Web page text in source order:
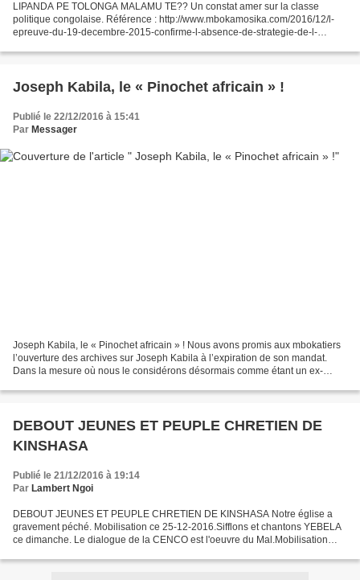
LIPANDA PE TOLONGA MALAMU TE?? Un constat amer sur la classe
politique congolaise. Référence : http://www.mbokamosika.com/2016/12/l-
epreuve-du-19-decembre-2015-confirme-l-absence-de-strategie-de-l-
Joseph Kabila, le « Pinochet africain » !
Publié le 22/12/2016 à 15:41
Par Messager
Joseph Kabila, le « Pinochet africain » ! Nous avons promis aux mbokatiers
l’ouverture des archives sur Joseph Kabila à l’expiration de son mandat.
Dans la mesure où nous le considérons désormais comme étant un ex-
DEBOUT JEUNES ET PEUPLE CHRETIEN DE
KINSHASA
Publié le 21/12/2016 à 19:14
Par Lambert Ngoi
DEBOUT JEUNES ET PEUPLE CHRETIEN DE KINSHASA Notre église a
gravement péché. Mobilisation ce 25-12-2016.Sifflons et chantons YEBELA
ce dimanche. Le dialogue de la CENCO est l'oeuvre du Mal.Mobilisation